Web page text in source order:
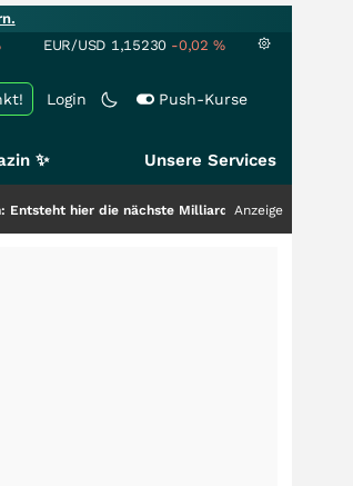
EUR/USD 1,15230 -0,02 %
Login Push-Kurse
✨ Unsere Services
nächste Milliardenstory?+++ Anzeige